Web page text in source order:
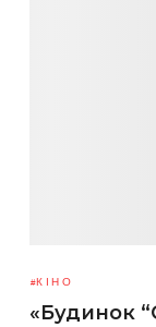
КІНО
«Будинок